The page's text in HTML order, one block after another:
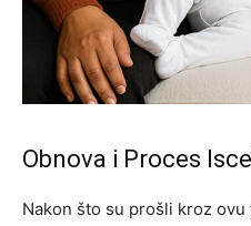
Obnova i Proces
Nakon što su prošli kroz